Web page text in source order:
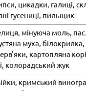
цикадки, галиці,
гусениці, пильщик
мінуюча моль,
муха,
картопляна
колорадський жук
кримський